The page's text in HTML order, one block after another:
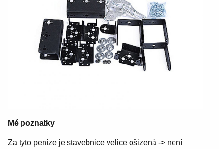
Mé poznatky
Za tyto peníze je stavebnice velice ošizená -> není